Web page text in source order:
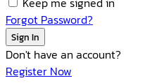
Forgot Password?
Sign In
Don't have an account?
Register Now